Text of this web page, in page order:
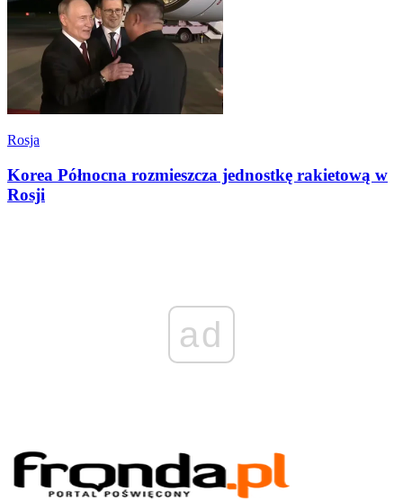
Rosja
Korea Północna rozmieszcza jednostkę rakietową w
Rosji
ad